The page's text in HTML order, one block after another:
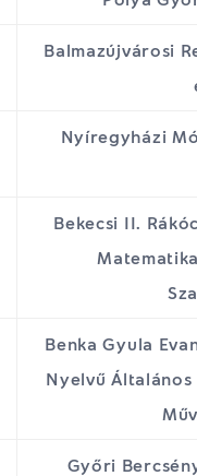
Balmazújvárosi
Nyíregyházi
Bekecsi II.
Benka Gyula
Nyelvű
Győri